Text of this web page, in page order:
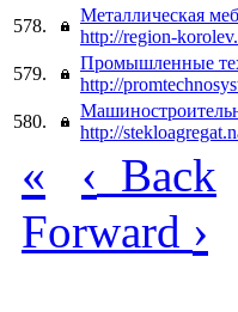
578.
Металлическая
http://region-
579.
Промышленные
http://
580.
http://
« ‹ Back
Forward ›